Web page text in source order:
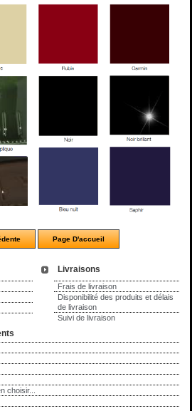
Livraisons
Frais de livraison
Disponibilité des produits et délais
de livraison
Suivi de livraison
choisir...